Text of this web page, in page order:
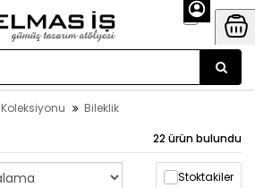
Bileklik
22 ürün bulundu
Stoktakiler